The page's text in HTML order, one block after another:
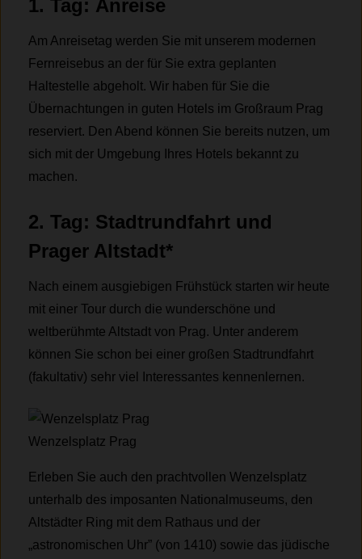
1. Tag: Anreise
Am Anreisetag werden Sie mit unserem modernen
Fernreisebus an der für Sie extra geplanten
Haltestelle abgeholt. Wir haben für Sie die
Übernachtungen in guten Hotels im Großraum Prag
reserviert. Den Abend können Sie bereits nutzen, um
sich mit der Umgebung Ihres Hotels bekannt zu
machen.
2. Tag: Stadtrundfahrt und
Prager Altstadt*
Nach einem ausgiebigen Frühstück starten wir heute
mit einer Tour durch die wunderschöne und
weltberühmte Altstadt von Prag. Unter anderem
können Sie schon bei einer großen Stadtrundfahrt
(fakultativ) sehr viel Interessantes kennenlernen.
Wenzelsplatz Prag
Erleben Sie auch den prachtvollen Wenzelsplatz
unterhalb des imposanten Nationalmuseums, den
Altstädter Ring mit dem Rathaus und der
„astronomischen Uhr” (von 1410) sowie das jüdische